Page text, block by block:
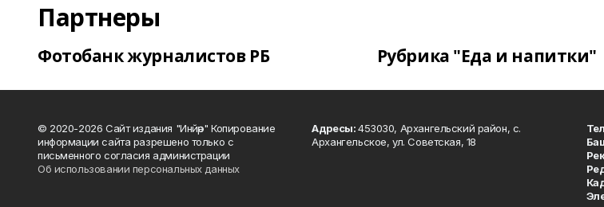
Партнеры
Фотобанк журналистов РБ Рубрика "Еда и напитки"
© 2020-2026 Сайт издания "Инйәр" Копирование
информации сайта разрешено только с
письменного согласия администрации
Об использовании персональных данных
Адресы:453030, Архангельский район, с.
Архангельское, ул. Советская, 18